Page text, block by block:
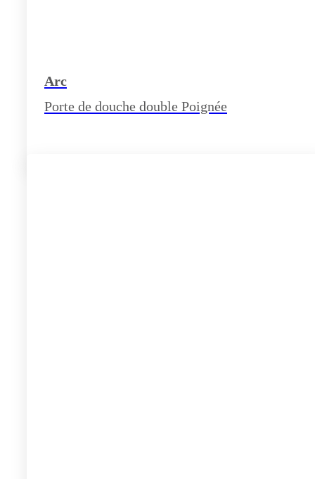
Arc
Porte de douche double Poignée